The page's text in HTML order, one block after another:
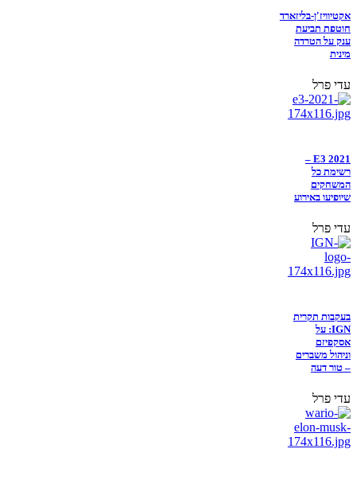
אקטיוויז'ן-בליזארד
חוטפת תביעת
ענק על הטרדה
מינית
עדי פרל
E3 2021 –
רשימת כל
המשחקים
שיופיעו באירוע
עדי פרל
בעקבות תקרית
IGN: על
אסקפיזם
וניהול משברים
– טור דעה
עדי פרל